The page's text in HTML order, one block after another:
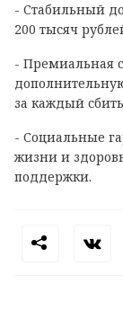
- Стабильный
200 тысяч
- Премиальная
за каждый
- Социальные
жизни и
поддержки.